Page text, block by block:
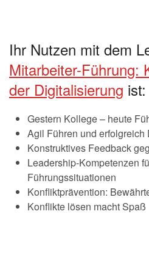
Ihr Nutzen mit dem
Mitarbeiter-Führung:
der Digitalisierung ist:
Gestern Kollege – heute
Agil Führen und erfolgreich
Konstruktives Feedback
Leadership-Kompetenzen
Führungssituationen
Konfliktprävention:
Konflikte lösen macht Spaß